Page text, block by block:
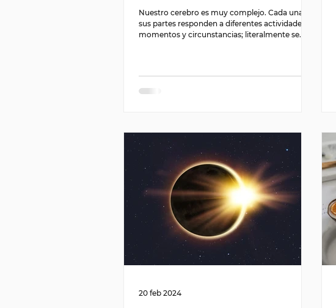
Nuestro cerebro es muy complejo. Cada una de
sus partes responden a diferentes actividades,
momentos y circunstancias; literalmente se...
20 feb 2024